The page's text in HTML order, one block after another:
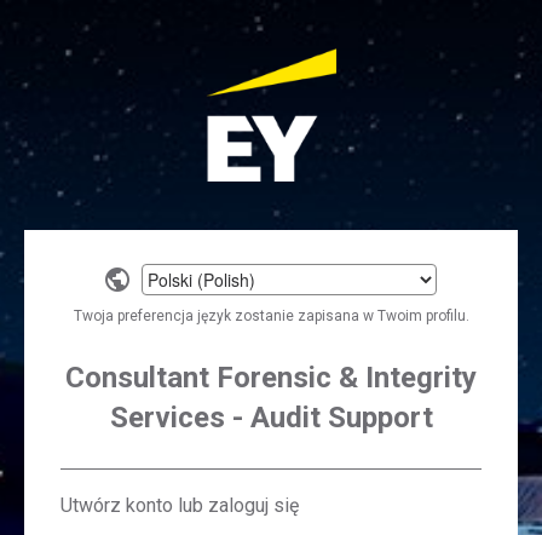
Select
a
language
Twoja preferencja język zostanie zapisana w Twoim profilu.
Consultant Forensic & Integrity
Services - Audit Support
Utwórz konto lub zaloguj się